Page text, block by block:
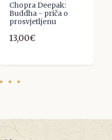
Chopra Deepak:
Buddha - priča o
prosvjetljenu
13,00€